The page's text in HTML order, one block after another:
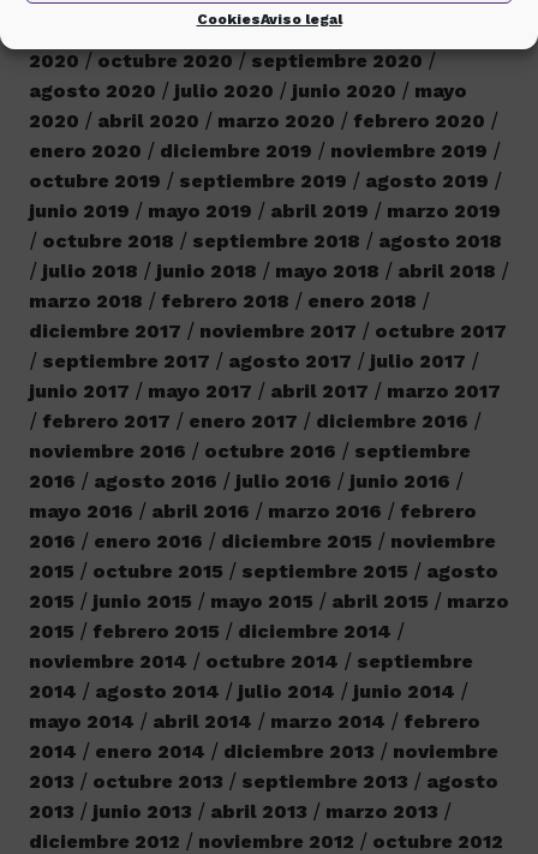
CookiesAviso legal
diciembre 2020
2020
octubre 2020
septiembre 2020
agosto 2020
julio 2020 junio 2020
mayo
2020
abril 2020 marzo 2020
febrero 2020
enero 2020
diciembre 2019
noviembre 2019
octubre 2019
septiembre 2019
agosto 2019
junio 2019
mayo 2019 abril 2019
marzo 2019
octubre 2018
septiembre 2018
agosto 2018
julio 2018
junio 2018 mayo 2018
abril 2018
marzo 2018
febrero 2018
enero 2018
diciembre 2017
noviembre 2017
octubre 2017
septiembre 2017
agosto 2017
julio 2017
junio 2017
mayo 2017 abril 2017
marzo 2017
febrero 2017
enero 2017
diciembre 2016
noviembre 2016
octubre 2016
septiembre
2016
agosto 2016 julio 2016
junio 2016
mayo 2016
abril 2016 marzo 2016
febrero
2016
enero 2016 diciembre 2015
noviembre
2015
octubre 2015 septiembre 2015
agosto
2015
junio 2015 mayo 2015 abril 2015
marzo
2015
febrero 2015
diciembre 2014
noviembre 2014
octubre 2014
septiembre
2014
agosto 2014 julio 2014
junio 2014
mayo 2014
abril 2014 marzo 2014
febrero
2014
enero 2014 diciembre 2013
noviembre
2013
octubre 2013 septiembre 2013
agosto
2013
junio 2013 abril 2013
marzo 2013
diciembre 2012
noviembre 2012
octubre 2012